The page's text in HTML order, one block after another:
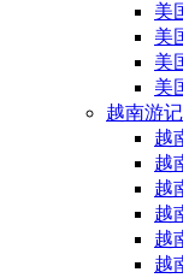
美
美
美
美
越南游记
越
越
越
越
越
越